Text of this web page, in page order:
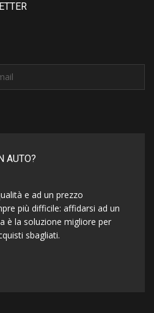
AUTO?
e ad un prezzo
più difficile: affidarsi ad un
è la soluzione migliore per
sbagliati.